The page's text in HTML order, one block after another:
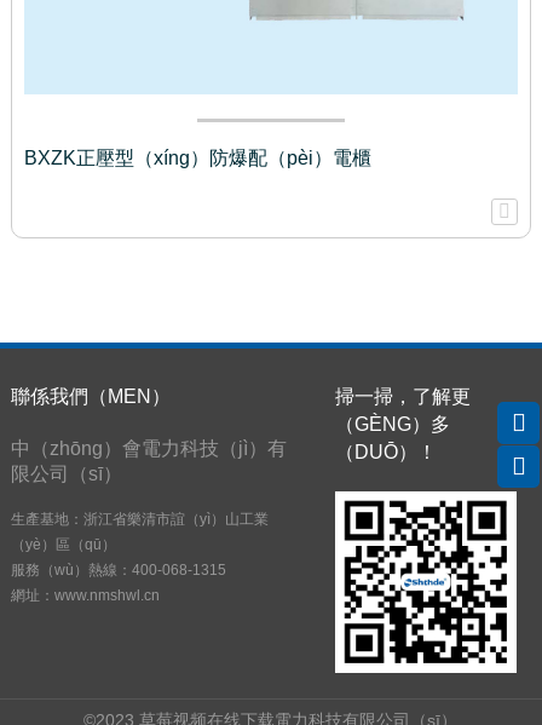
BXZK正壓型（xíng）防爆配（pèi）電櫃
掃一掃，了解更
（GÈNG）多
（DUŌ）！
聯係我們（MEN）
中（zhōng）會電力科技（jì）有
限公司（sī）
生產基地：浙江省樂清市誼（yì）山工業
（yè）區（qū）
服務（wù）熱線：400-068-1315
網址：www.nmshwl.cn
©2023 草莓视频在线下载電力科技有限公司（sī）